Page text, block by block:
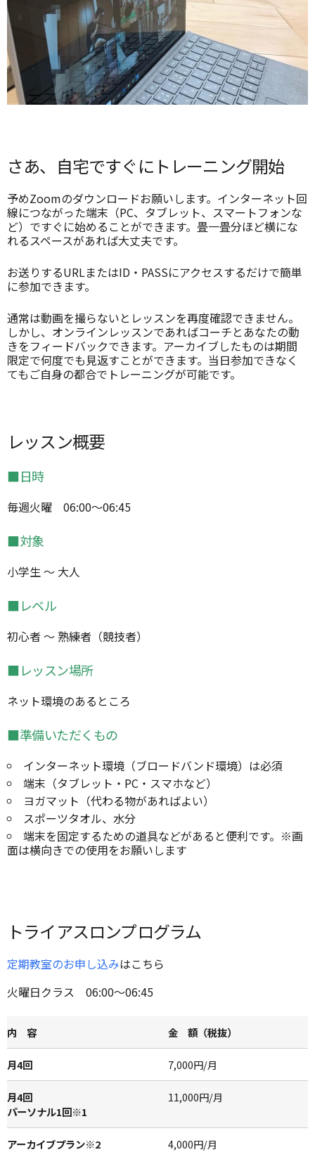
さあ、自宅ですぐにトレーニング開始
予めZoomのダウンロードお願いします。インターネット回
線につながった端末（PC、タブレット、スマートフォンな
ど）ですぐに始めることができます。畳一畳分ほど横にな
れるスペースがあれば大丈夫です。
お送りするURLまたはID・PASSにアクセスするだけで簡単
に参加できます。
通常は動画を撮らないとレッスンを再度確認できません。
しかし、オンラインレッスンであればコーチとあなたの動
きをフィードバックできます。アーカイブしたものは期間
限定で何度でも見返すことができます。当日参加できなく
てもご自身の都合でトレーニングが可能です。
レッスン概要
■日時
毎週火曜 06:00～06:45
■対象
小学生 ～ 大人
■レベル
初心者 ～ 熟練者（競技者）
■レッスン場所
ネット環境のあるところ
■準備いただくもの
インターネット環境（ブロードバンド環境）は必須
端末（タブレット・PC・スマホなど）
ヨガマット（代わる物があればよい）
スポーツタオル、水分
端末を固定するための道具などがあると便利です。※画
面は横向きでの使用をお願いします
トライアスロンプログラム
定期教室のお申し込みはこちら
火曜日クラス 06:00～06:45
内 容 金 額（税抜）
月4回 7,000円/月
月4回
パーソナル1回※1
11,000円/月
アーカイブプラン※2 4,000円/月